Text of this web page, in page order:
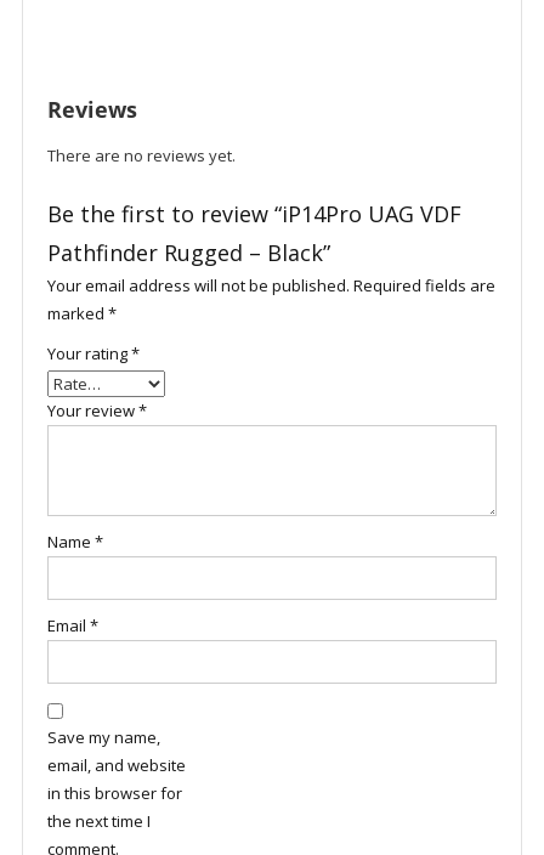
Reviews
There are no reviews yet.
Be the first to review “iP14Pro UAG VDF
Pathfinder Rugged – Black”
Your email address will not be published. Required fields are
marked *
Your rating*
Your review*
Name *
Email *
Save my name,
email, and website
in this browser for
the next time I
comment.